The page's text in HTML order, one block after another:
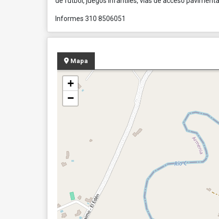
Informes 310 8506051
Mapa
+
−